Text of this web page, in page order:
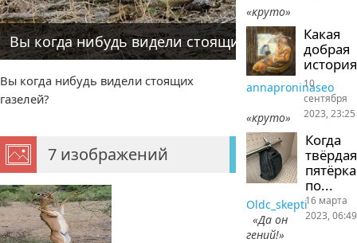
Вы когда нибудь видели стоящих газелей ?
Вы когда нибудь видели стоящих
газелей?
7 изображений
«круто»
Какая
добрая
история
annaproninaseo
«круто»
10
сентября
2023, 23:25
Когда
твёрдая
пятёрка
по...
Oldc_skepti
«Да он
гений!»
16 марта
2023, 06:49